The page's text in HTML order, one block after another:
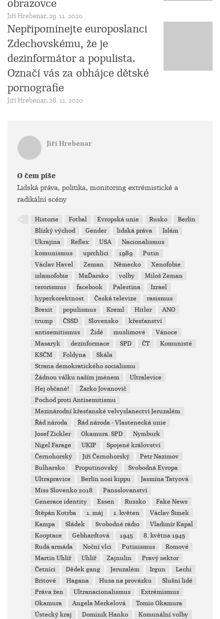
obrazovce
Jiří Hrebenar, 29. 11. 2020
Nepřipomínejte europoslanci
Zdechovskému, že je
dezinformátor a populista.
Označí vás za obhájce dětské
pornografie
Jiří Hrebenar, 28. 11. 2020
Jiří Hrebenar
O čem píše
Lidská práva, politika, monitoring extrémistické a
radikální scény
Historie Fotbal Evropská unie Rusko
Berlín
Blízký východ
Gender lidská práva
Islám
Ukrajina
Reflex USA
Nacionalismus
komunismus
uprchlíci 1989
Putin
Václav Havel
Zeman Německo
Xenofobie
islamofobie
MaĎarsko volby
Miloš Zeman
terorismus
facebook Palestina
Izrael
hyperkorektnost
Česká televize
rasismus
Brexit
populismus Kreml Hitler
ANO
trump
ČSSD Slovensko
křesťanství
antisemitismus
Židé muslimové
Vánoce
Masaryk
dezinformace SPD ČT
Komunisté
KSČM
Foldyna
Skála
Strana demokratického socialismu
Žádnou válku naším jménem
Ultralevice
Hej občané!
Žarko Jovanovič
Pochod proti Antisemitismu
Mezinárodní křesťanské velvyslanectví Jeruzalém
Řád národa
Řád národa - Vlastenecká unie
Josef Zickler
Okamura. SPD
Nymburk
Nigel Farage
UKIP
Spojené království
Černohorský
Jiří Černohorský
Petr Nazimov
Bulharsko
Proputinovský
Svobodná Evropa
Ultrapravice
Berlín nosí kippu
Jasmína Tatyová
Miss Slovenko 2018
Pansslovanství
Generace identity
Essen Russko
Fake News
Štěpán Kotrba
1. máj 1. květen
Václav Šimek
Kampa
Sládek Svobodné rádio
Vladimír Kapal
Kooptace
Gebhardtová 1945
8. května 1945
Rudá armáda
Noční vlci Putinismus
Romové
Martin Uhlíř
Uhlíř Zajnulin
Pravý sektor
Četníci
Dědek gang Jeruzalém Irgun
Lechi
Britové
Hagana Husa na provázku
Slušní lidé
Práva žen
Ultranacionalismus
Extrémismus
Okamura
Angela Merkelová
Tomio Okamura
Ústecký kraj
Dominik Hanko
Komunální volby